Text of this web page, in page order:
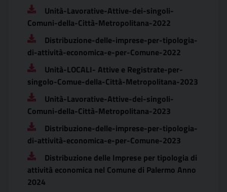
Unità-Lavorative-Attive-dei-singoli-
Comuni-della-Città-Metropolitana-2022
Distribuzione-delle-imprese-per-tipologia-
di-attività-economica-e-per-Comune-2022
Unità-LOCALI- Attive e Registrate-per-
singolo-Comue-della-Città-Metropolitana-2023
Unità-Lavorative-Attive-dei-singoli-
Comuni-della-Città-Metropolitana-2023
Distribuzione-delle-imprese-per-tipologia-
di-attività-economica-e-per-Comune-2023
Distribuzione delle Imprese per tipologia di
attività economica nel Comune di Palermo Anno
2024